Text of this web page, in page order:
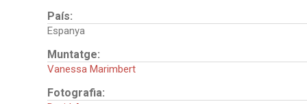
País:
Espanya
Muntatge:
Vanessa Marimbert
Fotografia: